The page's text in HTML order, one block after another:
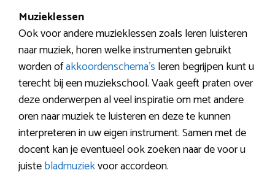
Muzieklessen
Ook voor andere muzieklessen zoals leren luisteren
naar muziek, horen welke instrumenten gebruikt
worden ofakkoordenschema’s leren begrijpen kunt u
terecht bij een muziekschool. Vaak geeft praten over
deze onderwerpen al veel inspiratie om met andere
oren naar muziek te luisteren en deze te kunnen
interpreteren in uw eigen instrument. Samen met de
docent kan je eventueel ook zoeken naar de voor u
juistebladmuziekvoor accordeon.